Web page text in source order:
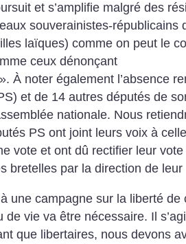
et s’amplifie malgré des
souverainistes-républicains
laïques) comme on peut le
ceux dénonçant
». À noter également l’absence
et de 14 autres députés de
nationale. Nous
PS ont joint leurs voix à
vote et ont dû rectifier leur
bretelles par la direction de leur
une campagne sur la liberté de
de vie va être nécessaire. Il
que libertaires, nous devons